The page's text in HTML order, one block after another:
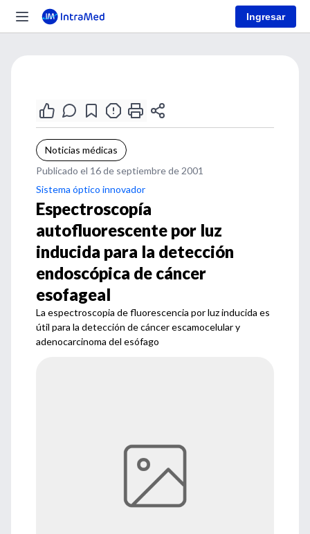
Ingresar
Noticias médicas
Publicado el 16 de septiembre de 2001
Sistema óptico innovador
Espectroscopía
autofluorescente por luz
inducida para la detección
endoscópica de cáncer
esofageal
La espectroscopia de fluorescencia por luz inducida es
útil para la detección de cáncer escamocelular y
adenocarcinoma del esófago